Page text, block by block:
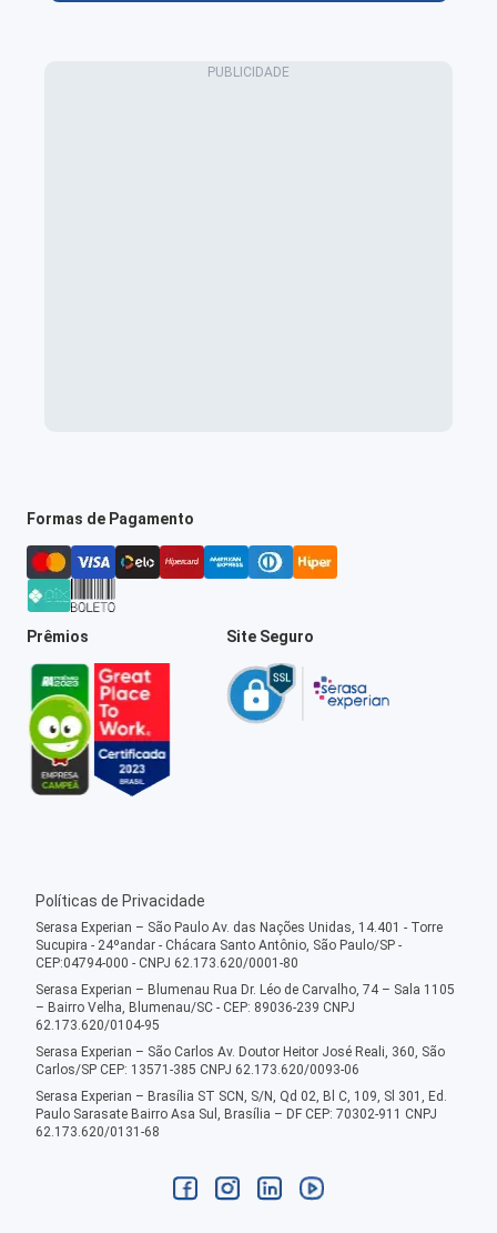
Formas de Pagamento
Prêmios Site Seguro
Políticas de Privacidade
Serasa Experian – São Paulo Av. das Nações Unidas, 14.401 - Torre
Sucupira - 24ºandar - Chácara Santo Antônio, São Paulo/SP -
CEP:04794-000 - CNPJ 62.173.620/0001-80
Serasa Experian – Blumenau Rua Dr. Léo de Carvalho, 74 – Sala 1105
– Bairro Velha, Blumenau/SC - CEP: 89036-239 CNPJ
62.173.620/0104-95
Serasa Experian – São Carlos Av. Doutor Heitor José Reali, 360, São
Carlos/SP CEP: 13571-385 CNPJ 62.173.620/0093-06
Serasa Experian – Brasília ST SCN, S/N, Qd 02, Bl C, 109, Sl 301, Ed.
Paulo Sarasate Bairro Asa Sul, Brasília – DF CEP: 70302-911 CNPJ
62.173.620/0131-68